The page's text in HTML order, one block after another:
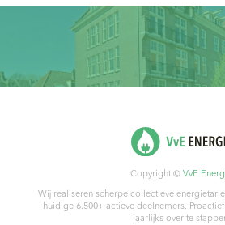
Copyright © VvE
Wij realiseren scherpe collectieve
huidige 6.500+ actieve deelnemers.
jaarlijks over te